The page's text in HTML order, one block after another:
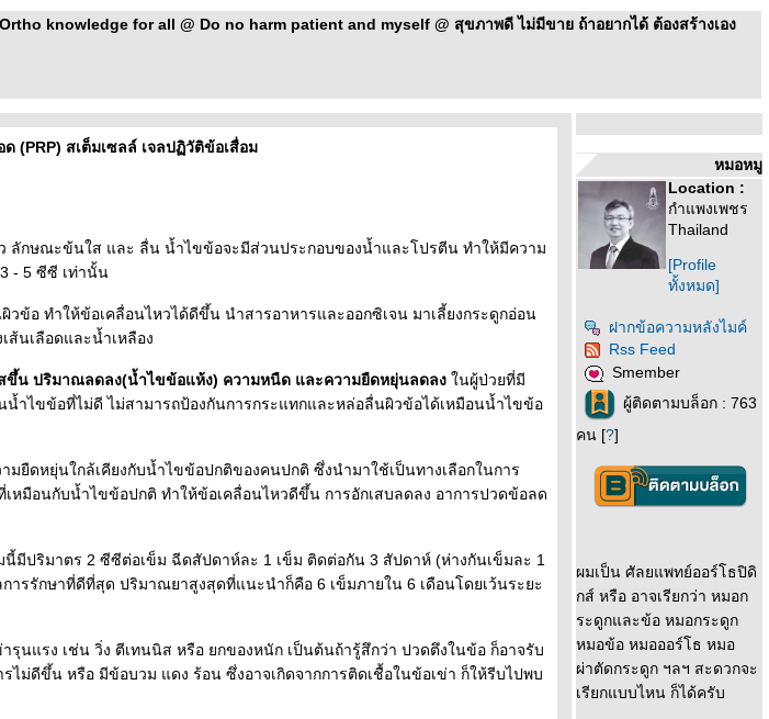
Ortho knowledge for all @ Do no harm patient and myself @ สุขภาพดี ไม่มีขาย ถ้าอยากได้ ต้องสร้างเอง
(PRP) สเต็มเซลล์ เจลปฏิวัติข้อเสื่อม
ลักษณะข้นใส และ ลื่น น้ำไขข้อจะมีส่วนประกอบของน้ำและโปรตีน ทำให้มีความ
- 5 ซีซี เท่านั้น
ข้อ ทำให้ข้อเคลื่อนไหวได้ดีขึ้น นำสารอาหารและออกซิเจน มาเลี้ยงกระดูกอ่อน
ส้นเลือดและน้ำเหลือง
น ปริมาณลดลง(น้ำไขข้อแห้ง) ความหนืด และความยืดหยุ่นลดลง นผู้ป่วยที่มี
ำไขข้อที่ไม่ดี ไม่สามารถป้องกันการกระแทกและหล่อลื่นผิวข้อได้เหมือนน้ำไขข้อ
ยืดหยุ่นใกล้เคียงกับน้ำไขข้อปกติของคนปกติ ซึ่งนำมาใช้เป็นทางเลือกในการ
หมือนกับน้ำไขข้อปกติ ทำให้ข้อเคลื่อนไหวดีขึ้น การอักเสบลดลง อาการปวดข้อลด
มีปริมาตร 2 ซีซีต่อเข็ม ฉีดสัปดาห์ละ 1 เข็ม ติดต่อกัน 3 สัปดาห์ (ห่างกันเข็มละ 1
ารรักษาที่ดีที่สุด ปริมาณยาสูงสุดที่แนะนำก็คือ 6 เข็มภายใน 6 เดือนโดยเว้นระยะ
นแรง เช่น วิ่ง ตีเทนนิส หรือ ยกของหนัก เป็นต้นถ้ารู้สึกว่า ปวดตึงในข้อ ก็อาจรับ
ม่ดีขึ้น หรือ มีข้อบวม แดง ร้อน ซึ่งอาจเกิดจากการติดเชื้อในข้อเข่า ก็ให้รีบไปพบ
หมอหมู
Location :
กำแพงเพชร
Thailand
[Profile
ทั้งหมด]
ฝากข้อความหลังไมค์
Rss Feed
Smember
ผู้ติดตามบล็อก : 763
คน [?]
ผมเป็น ศัลยแพทย์ออร์โธปิดิ
กส์ หรือ อาจเรียกว่า หมอก
ระดูกและข้อ หมอกระดูก
หมอข้อ หมอออร์โธ หมอ
ผ่าตัดกระดูก ฯลฯ สะดวกจะ
เรียกแบบไหน ก็ได้ครับ